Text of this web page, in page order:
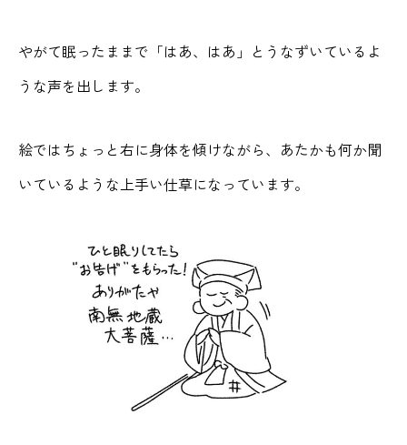
やがて眠ったままで「はあ、はあ」とうなずいているよ
うな声を出します。
絵ではちょっと右に身体を傾けながら、あたかも何か聞
いているような上手い仕草になっています。